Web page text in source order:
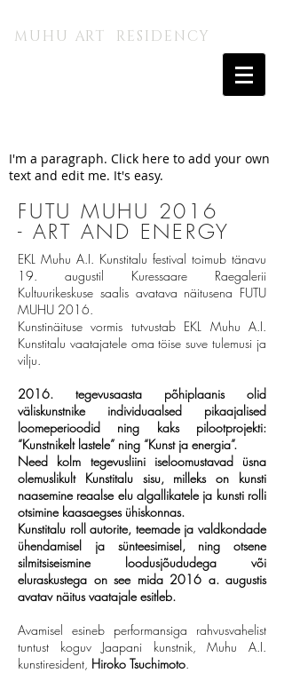
MUHU ART RESIDENCY
I'm a paragraph. Click here to add your own
text and edit me. It's easy.
FUTU MUHU 2016
- ART AND ENERGY
EKL Muhu A.I. Kunstitalu festival toimub tänavu
19. augustil Kuressaare Raegalerii
Kultuurikeskuse saalis avatava näitusena FUTU
MUHU 2016.
Kunstinäituse vormis tutvustab EKL Muhu A.I.
Kunstitalu vaatajatele oma töise suve tulemusi ja
vilju.
2016. tegevusaasta põhiplaanis olid
väliskunstnike individuaalsed pikaajalised
loomeperioodid ning kaks pilootprojekti:
“Kunstnikelt lastele” ning “Kunst ja energia”.
Need kolm tegevusliini iseloomustavad üsna
olemuslikult Kunstitalu sisu, milleks on kunsti
naasemine reaalse elu algallikatele ja kunsti rolli
otsimine kaasaegses ühiskonnas.
Kunstitalu roll autorite, teemade ja valdkondade
ühendamisel ja sünteesimisel, ning otsene
silmitsiseismine loodusjõududega või
eluraskustega on see mida 2016 a. augustis
avatav näitus vaatajale esitleb.
Avamisel esineb performansiga rahvusvahelist
tuntust koguv Jaapani kunstnik, Muhu A.I.
kunstiresident, Hiroko Tsuchimoto.